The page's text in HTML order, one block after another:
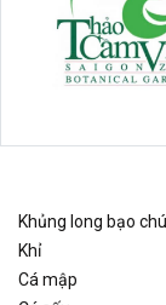
Khủng long bạo
Khỉ
Cá mập